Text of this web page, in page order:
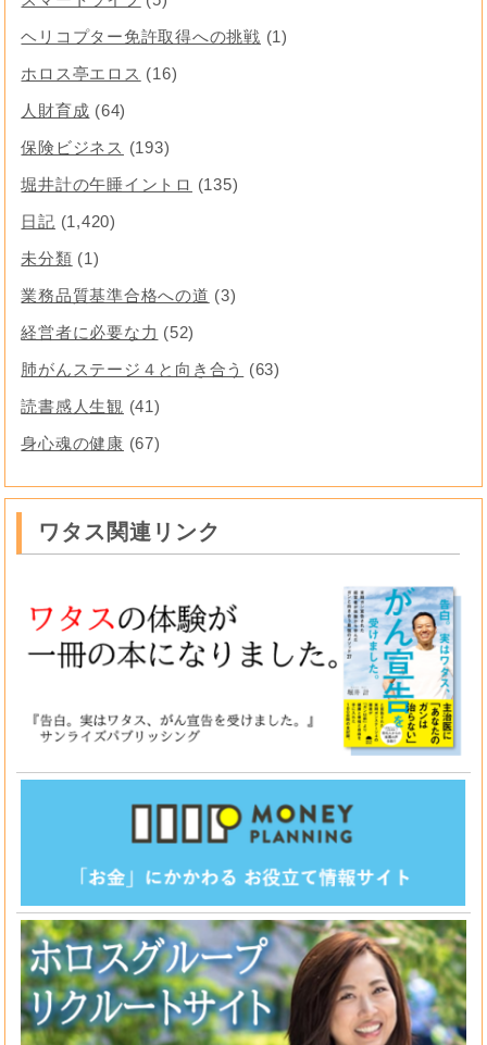
ヘリコプター免許取得への挑戦 (1)
ホロス亭エロス (16)
人財育成 (64)
保険ビジネス (193)
堀井計の午睡イントロ (135)
日記 (1,420)
未分類 (1)
業務品質基準合格への道 (3)
経営者に必要な力 (52)
肺がんステージ４と向き合う
(63)
読書感人生観 (41)
身心魂の健康 (67)
ワタス関連リンク